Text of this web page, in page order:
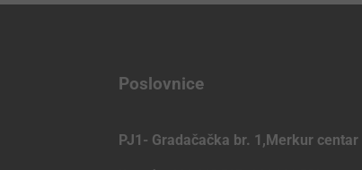
Poslovnice
PJ1- Gradačačka br. 1,Merkur centar